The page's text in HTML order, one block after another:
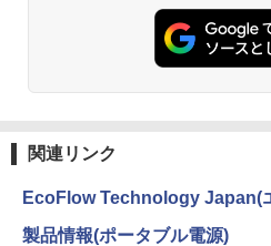
関連リンク
EcoFlow Technology Japan(
製品情報(ポータブル電源)